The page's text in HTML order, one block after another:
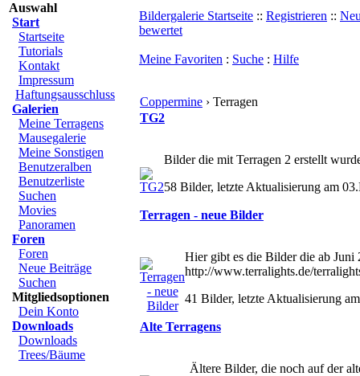
Auswahl
Start
Startseite
Tutorials
Kontakt
Impressum
Haftungsausschluss
Galerien
Meine Terragens
Mausegalerie
Meine Sonstigen
Benutzeralben
Benutzerliste
Suchen
Movies
Panoramen
Foren
Foren
Neue Beiträge
Suchen
Mitgliedsoptionen
Dein Konto
Downloads
Downloads
Trees/Bäume
Bildergalerie Startseite :: Registrieren ::
bewertet
Meine Favoriten : Suche : Hilfe
Coppermine › Terragen
TG2
Bilder die mit Terragen 2 erstellt
58 Bilder, letzte Aktualisierung am
Terragen - neue Bilder
Hier gibt es die Bilder die ab Juni
http://www.terralights.de/
41 Bilder, letzte Aktualisierung
Alte Terragens
Ältere Bilder, die noch auf der